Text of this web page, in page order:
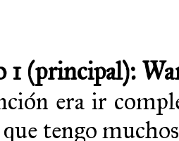
1 (principal):
era ir
tengo